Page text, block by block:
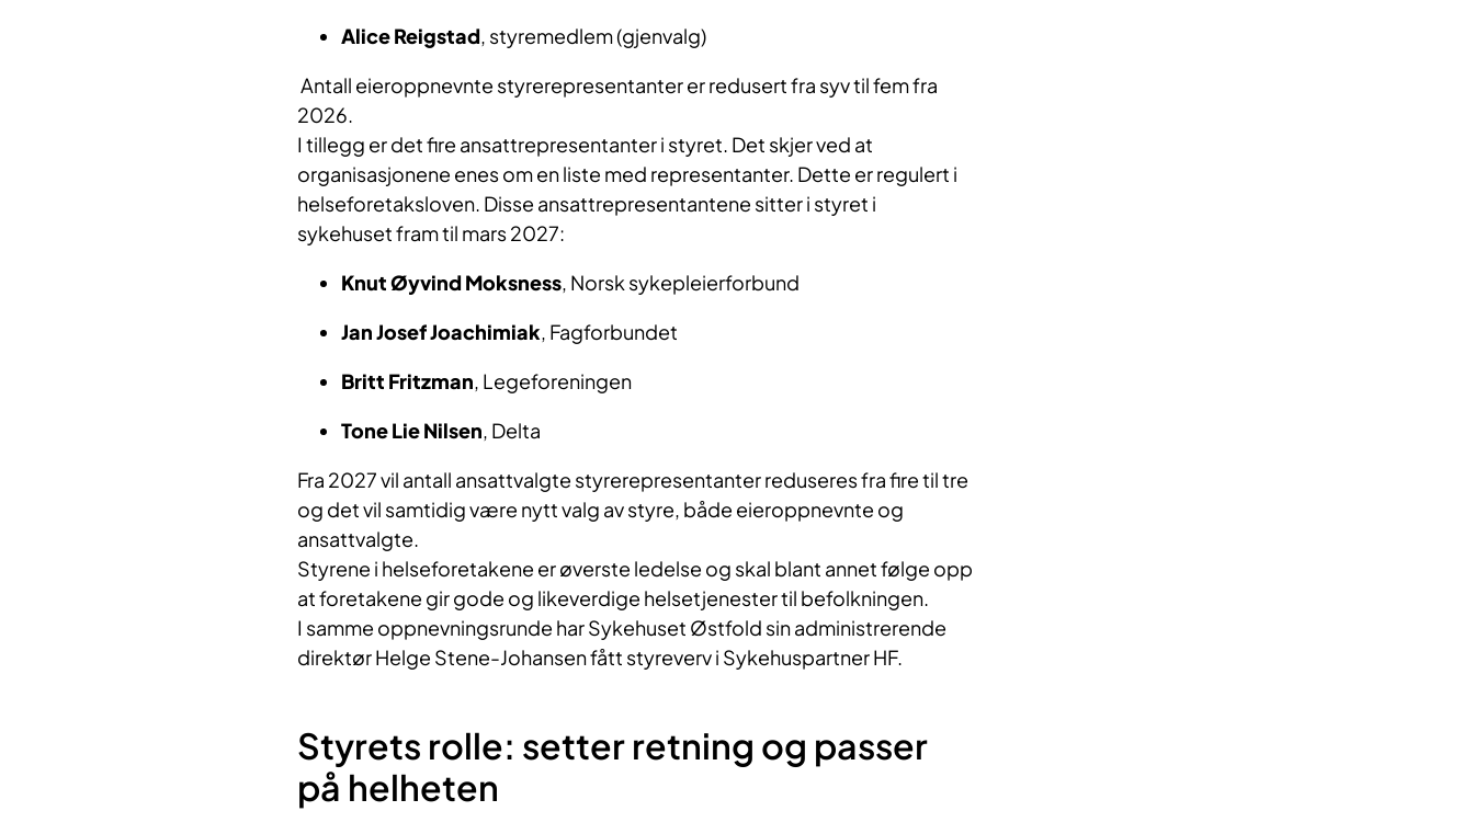
Alice Reigstad, styremedlem (gjenvalg)
Antall eieroppnevnte styrerepresentanter er redusert fra syv til fem fra
2026.
I tillegg er det fire ansattrepresentanter i styret. Det skjer ved at
organisasjonene enes om en liste med representanter. Dette er regulert i
helseforetaksloven. Disse ansattrepresentantene sitter i styret i
sykehuset fram til mars 2027:
Knut Øyvind Moksness, Norsk sykepleierforbund
Jan Josef Joachimiak, Fagforbundet
Britt Fritzman, Legeforeningen
Tone Lie Nilsen, Delta
Fra 2027 vil antall ansattvalgte styrerepresentanter reduseres fra fire til tre
og det vil samtidig være nytt valg av styre, både eieroppnevnte og
ansattvalgte.
Styrene i helseforetakene er øverste ledelse og skal blant annet følge opp
at foretakene gir gode og likeverdige helsetjenester til befolkningen.
I samme oppnevningsrunde har Sykehuset Østfold sin administrerende
direktør Helge Stene-Johansen fått styreverv i Sykehuspartner HF.
Styrets rolle: setter retning og passer
på helheten